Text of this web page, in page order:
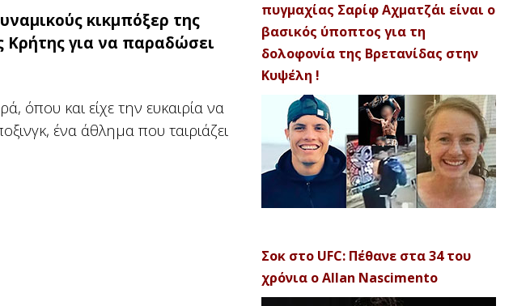
κικμπόξερ της
Κρήτης για να παραδώσει
όπου και είχε την ευκαιρία να
ένα άθλημα που ταιριάζει
πυγμαχίας Σαρίφ Αχματζάι είναι ο
βασικός ύποπτος για τη
δολοφονία της Βρετανίδας στην
Κυψέλη !
Σοκ στο UFC: Πέθανε στα 34 του
χρόνια ο Allan Nascimento